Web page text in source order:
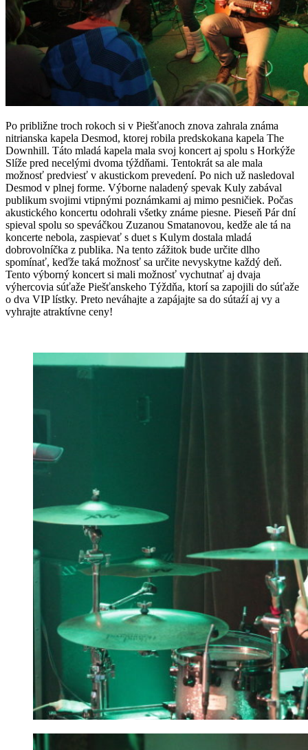
Po približne troch rokoch si v Piešťanoch znova zahrala známa
nitrianska kapela Desmod, ktorej robila predskokana kapela The
Downhill. Táto mladá kapela mala svoj koncert aj spolu s Horkýže
Slíže pred necelými dvoma týždňami. Tentokrát sa ale mala
možnosť predviesť v akustickom prevedení. Po nich už nasledoval
Desmod v plnej forme. Výborne naladený spevak Kuly zabával
publikum svojimi vtipnými poznámkami aj mimo pesničiek. Počas
akustického koncertu odohrali všetky známe piesne. Pieseň Pár dní
spieval spolu so speváčkou Zuzanou Smatanovou, kedže ale tá na
koncerte nebola, zaspievať s duet s Kulym dostala mladá
dobrovolníčka z publika. Na tento zážitok bude určite dlho
spomínať, keďže taká možnosť sa určite nevyskytne každý deň.
Tento výborný koncert si mali možnosť vychutnať aj dvaja
výhercovia súťaže Piešťanskeho Týždňa, ktorí sa zapojili do súťaže
o dva VIP lístky. Preto neváhajte a zapájajte sa do sútaźí aj vy a
vyhrajte atraktívne ceny!